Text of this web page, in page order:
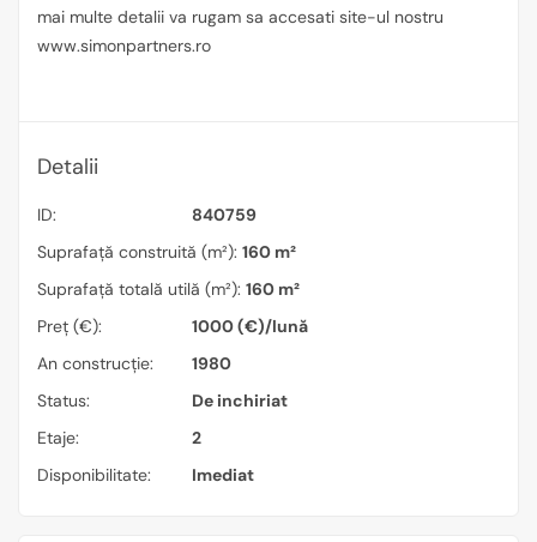
mai multe detalii va rugam sa accesati site-ul nostru
www.simonpartners.ro
Detalii
ID:
840759
Suprafață construită (m²): 160 m²
Suprafață totală utilă (m²): 160 m²
Preț (€):
1000 (€)/lună
An construcție:
1980
Status:
De inchiriat
Etaje:
2
Disponibilitate:
Imediat